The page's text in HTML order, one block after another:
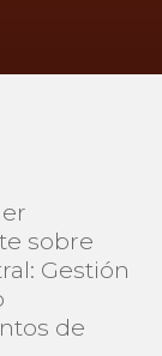
sobre
Gestión
de